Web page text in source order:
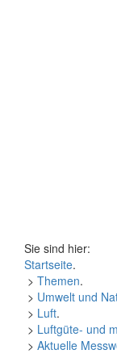
Sie sind hier:
Startseite.
> Themen.
> Umwelt und
> Luft.
> Luftgüte- und
> Aktuelle